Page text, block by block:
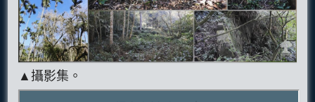
▲攝影集。